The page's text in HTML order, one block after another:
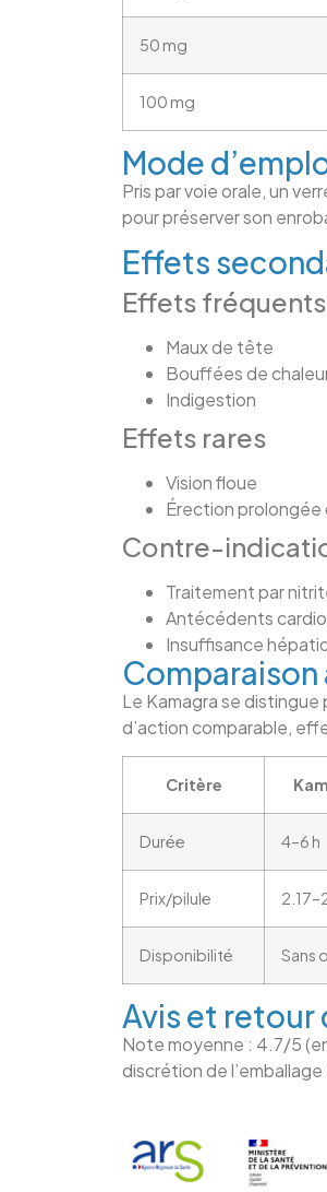
50 mg
100 mg
Mode
Pris par voie orale, un
pour préserver son
Effets
Effets fréquents
Maux de tête
Bouffées de
Indigestion
Effets rares
Vision floue
Érection prolongée
Contre-
Traitement par
Antécédents
Insuffisance
Comparaison
Le Kamagra se
d’action comparable,
Critère
Durée 4–6 h
Prix/pilule
Disponibilité Sans
Avis et retour
Note moyenne : 4.7/5
discrétion de